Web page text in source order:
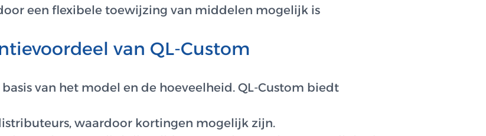
een flexibele toewijzing van middelen mogelijk is
van QL-Custom
van het model en de hoeveelheid. QL-Custom biedt
waardoor kortingen mogelijk zijn.